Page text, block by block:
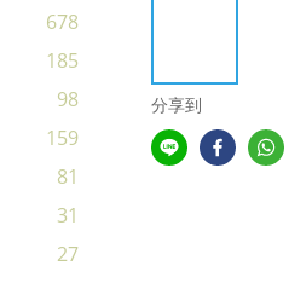
678
185
98
159
81
31
27
分享到